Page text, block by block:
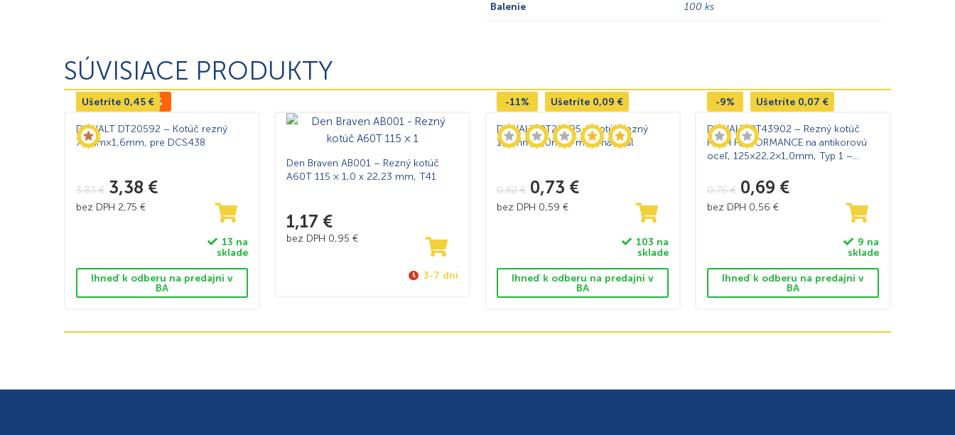
Balenie 100 ks
SÚVISIACE PRODUKTY
TOP CENA -12%
Ušetríte 0,45 €
DeWALT DT20592 – Kotúč rezný
76mm×1,6mm, pre DCS438
3,83€ 3,38 €
bez DPH 2,75 €
13 na
sklade
Ihneď k odberu na predajni v
BA
Den Braven AB001 – Rezný kotúč
A60T 115 × 1,0 x 22,23 mm, T41
1,17 €
bez DPH 0,95 €
3-7 dní
-11% Ušetríte 0,09 €
DeWALT DT20595 – Kotúč rezný
125mm×1,0mm, multimateriál
0,82€ 0,73 €
bez DPH 0,59 €
103 na
sklade
Ihneď k odberu na predajni v
BA
-9% Ušetríte 0,07 €
DeWALT DT43902 – Rezný kotúč
HIGH PERFORMANCE na antikorovú
oceľ, 125×22,2×1,0mm, Typ 1 –
0,76€ 0,69 €
bez DPH 0,56 €
9 na
sklade
Ihneď k odberu na predajni v
BA